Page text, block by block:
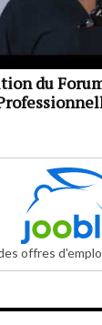
du
offres